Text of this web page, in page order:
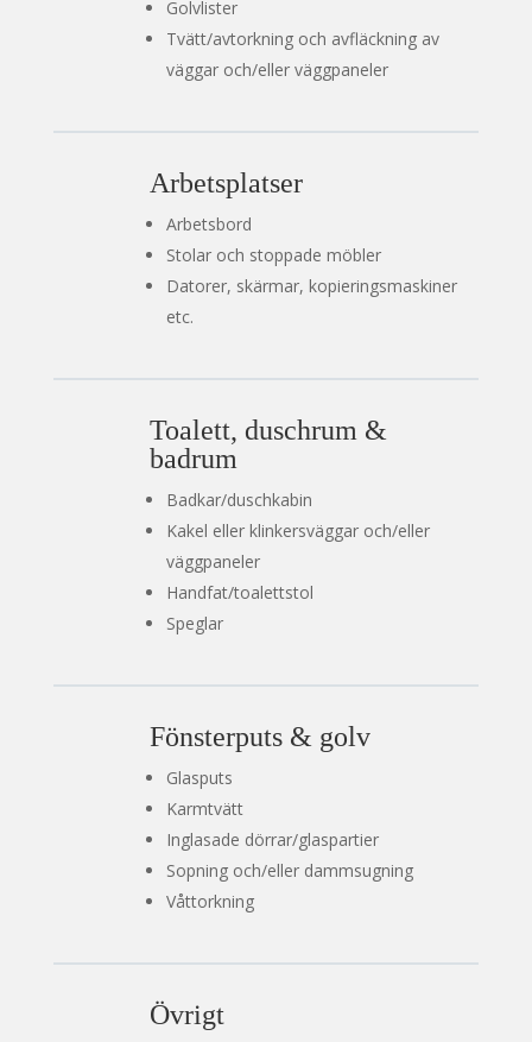
Golvlister
Tvätt/avtorkning och avfläckning av
väggar och/eller väggpaneler
Arbetsplatser
Arbetsbord
Stolar och stoppade möbler
Datorer, skärmar, kopieringsmaskiner
etc.
Toalett, duschrum &
badrum
Badkar/duschkabin
Kakel eller klinkersväggar och/eller
väggpaneler
Handfat/toalettstol
Speglar
Fönsterputs & golv
Glasputs
Karmtvätt
Inglasade dörrar/glaspartier
Sopning och/eller dammsugning
Våttorkning
Övrigt